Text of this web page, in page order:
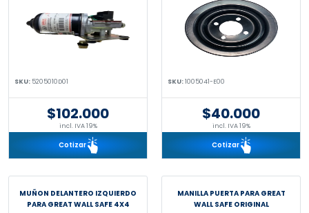
SKU: 5205010D01
$102.000
incl. IVA 19%
Cotizar
SKU:1005041-E00
$40.000
incl. IVA 19%
Cotizar
MUÑON DELANTERO IZQUIERDO
PARA GREAT WALL SAFE 4X4
MANILLA PUERTA PARA GREAT
WALL SAFE ORIGINAL